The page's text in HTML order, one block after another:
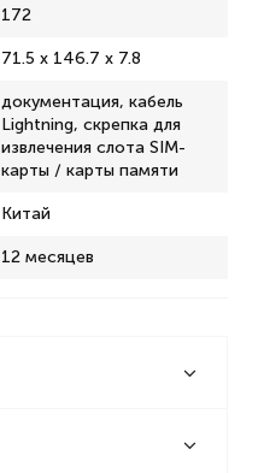
172
71.5 x 146.7 x 7.8
документация, кабель
Lightning, скрепка для
извлечения слота SIM-
карты / карты памяти
Китай
12 месяцев